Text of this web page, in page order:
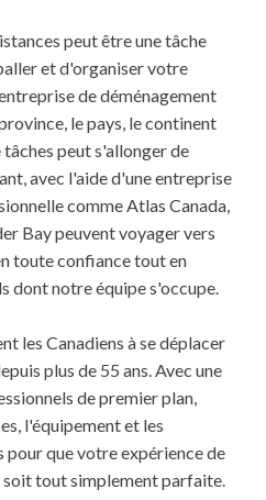
peut être une tâche
et d'organiser votre
de déménagement
le pays, le continent
peut s'allonger de
avec l'aide d'une entreprise
comme Atlas Canada,
Bay peuvent voyager vers
toute confiance tout en
dont notre équipe s'occupe.
les Canadiens à se déplacer
plus de 55 ans. Avec une
de premier plan,
l'équipement et les
pour que votre expérience de
soit tout simplement parfaite.